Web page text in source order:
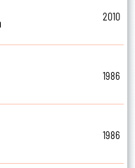
2010
1986
1986